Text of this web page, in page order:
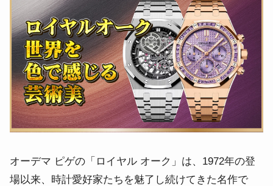
オーデマ ピゲの「ロイヤル オーク」は、1972年の登
場以来、時計愛好家たちを魅了し続けてきた名作で